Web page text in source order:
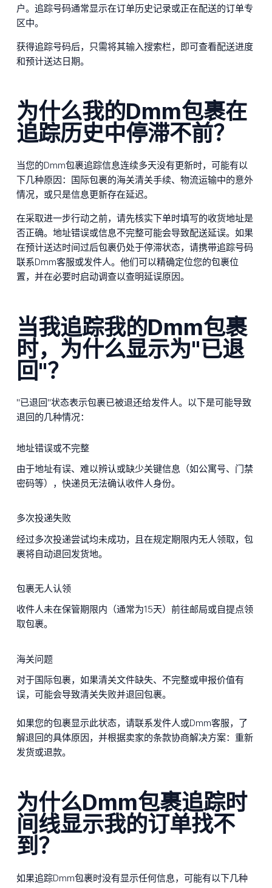
户。追踪号码通常显示在订单历史记录或正在配送的订单专
区中。
获得追踪号码后，只需将其输入搜索栏，即可查看配送进度
和预计送达日期。
为什么我的Dmm包裹在
追踪历史中停滞不前？
当您的Dmm包裹追踪信息连续多天没有更新时，可能有以
下几种原因：国际包裹的海关清关手续、物流运输中的意外
情况，或只是信息更新存在延迟。
在采取进一步行动之前，请先核实下单时填写的收货地址是
否正确。地址错误或信息不完整可能会导致配送延误。如果
在预计送达时间过后包裹仍处于停滞状态，请携带追踪号码
联系Dmm客服或发件人。他们可以精确定位您的包裹位
置，并在必要时启动调查以查明延误原因。
当我追踪我的Dmm包裹
时，为什么显示为"已退
回"？
"已退回"状态表示包裹已被退还给发件人。以下是可能导致
退回的几种情况：
地址错误或不完整
由于地址有误、难以辨认或缺少关键信息（如公寓号、门禁
密码等），快递员无法确认收件人身份。
多次投递失败
经过多次投递尝试均未成功，且在规定期限内无人领取，包
裹将自动退回发货地。
包裹无人认领
收件人未在保管期限内（通常为15天）前往邮局或自提点领
取包裹。
海关问题
对于国际包裹，如果清关文件缺失、不完整或申报价值有
误，可能会导致清关失败并退回包裹。
如果您的包裹显示此状态，请联系发件人或Dmm客服，了
解退回的具体原因，并根据卖家的条款协商解决方案：重新
发货或退款。
为什么Dmm包裹追踪时
间线显示我的订单找不
到？
如果追踪Dmm包裹时没有显示任何信息，可能有以下几种